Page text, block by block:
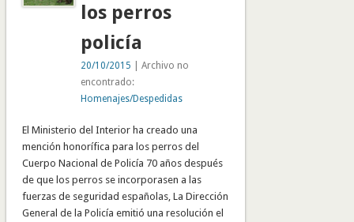
los perros
policía
20/10/2015 | Archivo no
encontrado:
Homenajes/Despedidas
El Ministerio del Interior ha creado una
mención honorífica para los perros del
Cuerpo Nacional de Policía 70 años después
de que los perros se incorporasen a las
fuerzas de seguridad españolas, La Dirección
General de la Policía emitió una resolución el